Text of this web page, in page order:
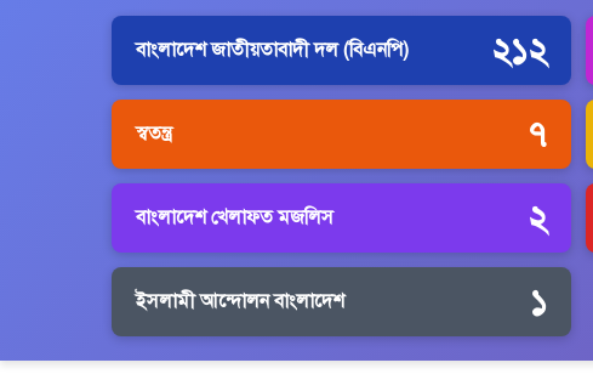
বাংলাদেশ জাতীয়তাবাদী দল (বিএনপি) ২১২
স্বতন্ত্র ৭
বাংলাদেশ খেলাফত মজলিস ২
ইসলামী আন্দোলন বাংলাদেশ ১